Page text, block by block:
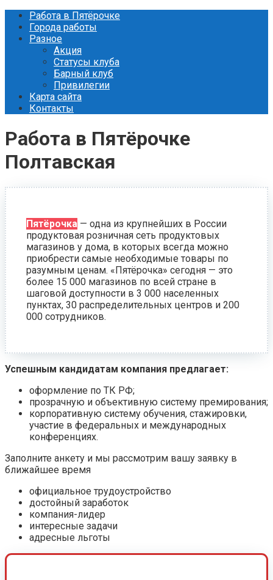
Перейти
контенту
Работа в Пятёрочке
Города работы
Разное
Акция
Статусы клуба
Барный клуб
Привилегии
Карта сайта
Контакты
Работа в Пятёрочке
Полтавская
Пятёрочка — одна из крупнейших в России
продуктовая розничная сеть продуктовых
магазинов у дома, в которых всегда можно
приобрести самые необходимые товары по
разумным ценам. «Пятёрочка» сегодня — это
более 15 000 магазинов по всей стране в
шаговой доступности в 3 000 населенных
пунктах, 30 распределительных центров и 200
000 сотрудников.
Успешным кандидатам компания предлагает:
оформление по ТК РФ;
прозрачную и объективную систему премирования;
корпоративную систему обучения, стажировки,
участие в федеральных и международных
конференциях.
Заполните анкету и мы рассмотрим вашу заявку в
ближайшее время
официальное трудоустройство
достойный заработок
компания-лидер
интересные задачи
адресные льготы